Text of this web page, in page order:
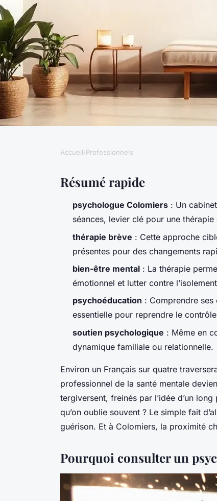
d'une thérapie à
pour votre bien-
Accueil›Professionnels
Résumé rapide
psychologue Colomiers : Un
séances, levier clé pour une thérapie
thérapie brève : Cette approche
présentes pour des changements
bien-être mental : La thérapie
émotionnel et lutter contre
psychoéducation : Comprendre ses
essentielle pour reprendre le
soutien psychologique : Même en
dynamique familiale ou relationnelle.
Environ un Français sur quatre
professionnel de la santé mentale
tergiversent, freinés par l’idée d’un
qu’on oublie souvent ? Le simple fait
guérison. Et à Colomiers, la proximité
Pourquoi consulter un